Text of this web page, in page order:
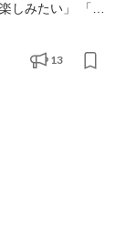
しみたい」 「完
して働けたら最
13